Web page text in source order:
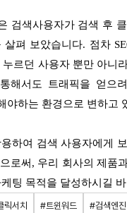
검색사용자가 검색 후
살펴 보았습니다. 점차
르던 사용자 뿐만 아니
해서도 트래픽을 얻으
야하는 환경으로 변하고
용하여 검색 사용자에게
로써, 우리 회사의 제품
팅 목적을 달성하시길
릭서치 #트윈워드 #검색엔진